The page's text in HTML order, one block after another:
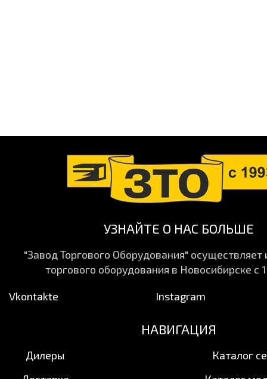
УЗНАЙТЕ О НАС БОЛЬШЕ
"Завод Торгового Оборудования" осуществляет
торгового оборудования в Новосибирске с
Vkontakte Instagram
НАВИГАЦИЯ
Дилеры
Каталог